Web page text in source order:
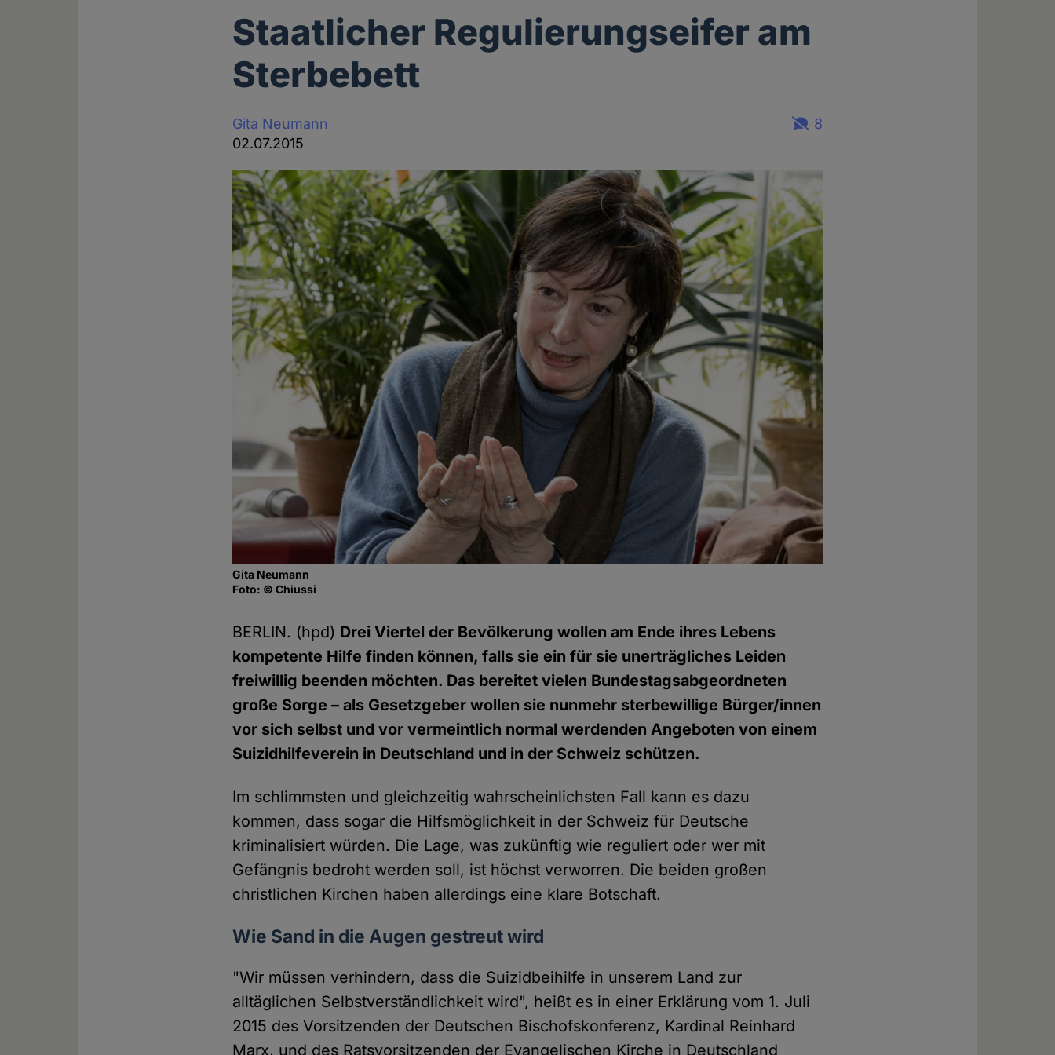
Staatlicher Regulierungseifer am
Sterbebett
Gita Neumann
02.07.2015
8
Gita Neumann
Foto: © Chiussi
BERLIN. (hpd) Drei Viertel der Bevölkerung wollen am Ende ihres Lebens
kompetente Hilfe finden können, falls sie ein für sie unerträgliches Leiden
freiwillig beenden möchten. Das bereitet vielen Bundestagsabgeordneten
große Sorge – als Gesetzgeber wollen sie nunmehr sterbewillige Bürger/innen
vor sich selbst und vor vermeintlich normal werdenden Angeboten von einem
Suizidhilfeverein in Deutschland und in der Schweiz schützen.
Im schlimmsten und gleichzeitig wahrscheinlichsten Fall kann es dazu
kommen, dass sogar die Hilfsmöglichkeit in der Schweiz für Deutsche
kriminalisiert würden. Die Lage, was zukünftig wie reguliert oder wer mit
Gefängnis bedroht werden soll, ist höchst verworren. Die beiden großen
christlichen Kirchen haben allerdings eine klare Botschaft.
Wie Sand in die Augen gestreut wird
"Wir müssen verhindern, dass die Suizidbeihilfe in unserem Land zur
alltäglichen Selbstverständlichkeit wird", heißt es in einer Erklärung vom 1. Juli
2015 des Vorsitzenden der Deutschen Bischofskonferenz, Kardinal Reinhard
Marx, und des Ratsvorsitzenden der Evangelischen Kirche in Deutschland